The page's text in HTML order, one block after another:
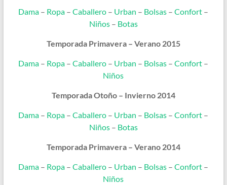
Dama – Ropa –Caballero – Urban – Bolsas – Confort –
Niños– Botas
Temporada Primavera – Verano 2015
Dama – Ropa –Caballero – Urban – Bolsas – Confort –
Niños
Temporada Otoño – Invierno 2014
Dama – Ropa –Caballero – Urban – Bolsas – Confort –
Niños– Botas
Temporada Primavera – Verano 2014
Dama – Ropa –Caballero – Urban – Bolsas – Confort –
Niños